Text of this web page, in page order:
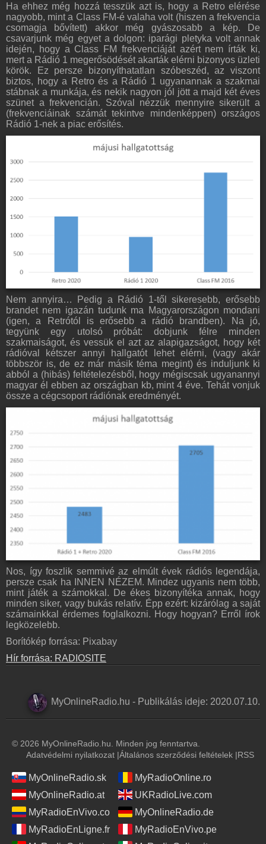
Ha ehhez még hozzá tesszük azt is, hogy a Retro elérése
nagyobb, mint a Class FM-é valaha volt (hiszen a frekvencia
csomagja bővített) akkor még gyászosabb a kép. De
csavarjunk még egyet a dolgon: iparági pletyka volt annak
idején, hogy a Class FM frekvenciáját azért nem írták ki,
mert a Rádió 1 megerősödését akarták elérni bizonyos üzleti
körök. Ez persze bizonyíthatatlan szóbeszéd, az viszont
biztos, hogy a Retro és a Rádió 1 ugyanannak a szakmai
stábnak a munkája, és nekik nagyon jól jött a majd két éves
szünet a frekvencián. Szóval nézzük mennyire sikerült a
(frekvenciáinak számát tekintve mindenképpen) országos
Rádió 1-nek a piac erősítés.
Nem annyira… Pedig a Rádió 1-től sikeresebb, erősebb
brandet nem igazán tudunk ma Magyarországon mondani
(igen, a Retrótól is erősebb a rádió brandben). Na jó,
tegyünk egy utolsó próbát: dobjunk félre minden
szakmaiságot, és vessük el azt az alapigazságot, hogy két
rádióval kétszer annyi hallgatót lehet elérni, (vagy akár
többször is, de ez már másik téma megint) és induljunk ki
abból a (hibás) feltételezésből, hogy mégiscsak ugyanannyi
magyar él ebben az országban kb, mint 4 éve. Tehát vonjuk
össze a cégcsoport rádiónak eredményét.
Nos, így foszlik semmivé az elmúlt évek rádiós legendája,
persze csak ha INNEN NÉZEM. Mindez ugyanis nem több,
mint játék a számokkal. De ékes bizonyítéka annak, hogy
minden siker, vagy bukás relatív. Épp ezért: kizárólag a saját
számainkkal érdemes foglalkozni. Hogy hogyan? Erről írok
legközelebb.
Borítókép forrása: Pixabay
Hír forrása: RADIOSITE
MyOnlineRadio.hu - Publikálás ideje: 2020.07.10.
© 2026 MyOnlineRadio.hu. Minden jog fenntartva.
Adatvédelmi nyilatkozat |Általános szerződési feltételek |RSS
MyOnlineRadio.sk
MyRadioOnline.ro
MyOnlineRadio.at
UKRadioLive.com
MyRadioEnVivo.co
MyOnlineRadio.de
MyRadioEnLigne.fr
MyRadioEnVivo.pe